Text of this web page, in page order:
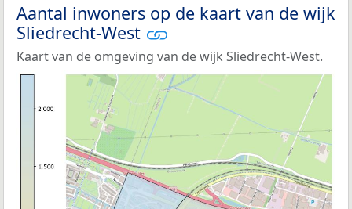
Aantal inwoners op de kaart van de wijk
Sliedrecht-West
Kaart van de omgeving van de wijk Sliedrecht-West.